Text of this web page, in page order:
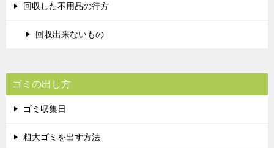
回収した不用品の行方
回収出来ないもの
ゴミの出し方
ゴミ収集日
粗大ゴミを出す方法